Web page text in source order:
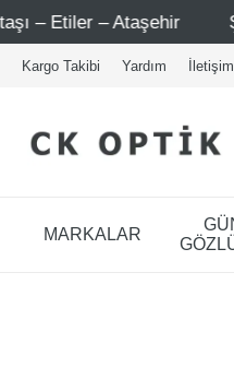
Şimdi Üye ol !
Kargo Takibi Yardım İletişim
MARKALAR